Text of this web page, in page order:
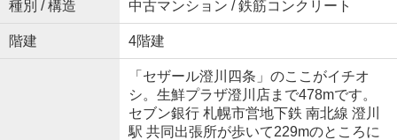
種別 / 構造 中古マンション / 鉄筋コンクリート
階建 4階建
「セザール澄川四条」のここがイチオ
シ。生鮮プラザ澄川店まで478mです。
セブン銀行 札幌市営地下鉄 南北線 澄川
駅 共同出張所が歩いて229mのところに